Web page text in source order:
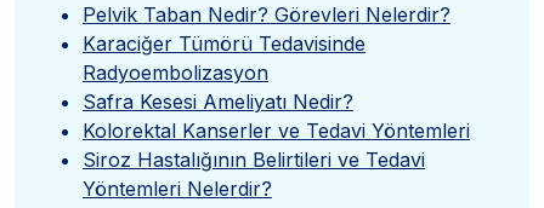
Pelvik Taban Nedir? Görevleri Nelerdir?
Karaciğer Tümörü Tedavisinde
Radyoembolizasyon
Safra Kesesi Ameliyatı Nedir?
Kolorektal Kanserler ve Tedavi Yöntemleri
Siroz Hastalığının Belirtileri ve Tedavi
Yöntemleri Nelerdir?